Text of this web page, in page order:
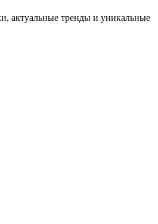
актуальные тренды и уникальные